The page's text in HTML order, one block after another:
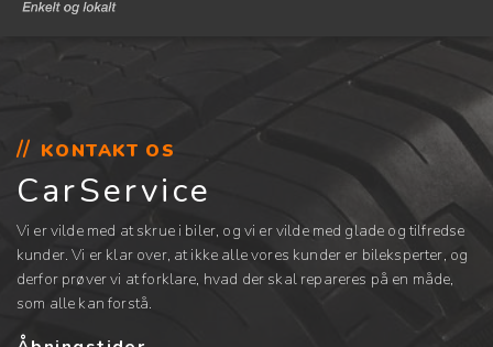
KONTAKT OS
CarService
Vi er vilde med at skrue i biler, og vi er vilde med glade og tilfredse
kunder. Vi er klar over, at ikke alle vores kunder er bileksperter, og
derfor prøver vi at forklare, hvad der skal repareres på en måde,
som alle kan forstå.